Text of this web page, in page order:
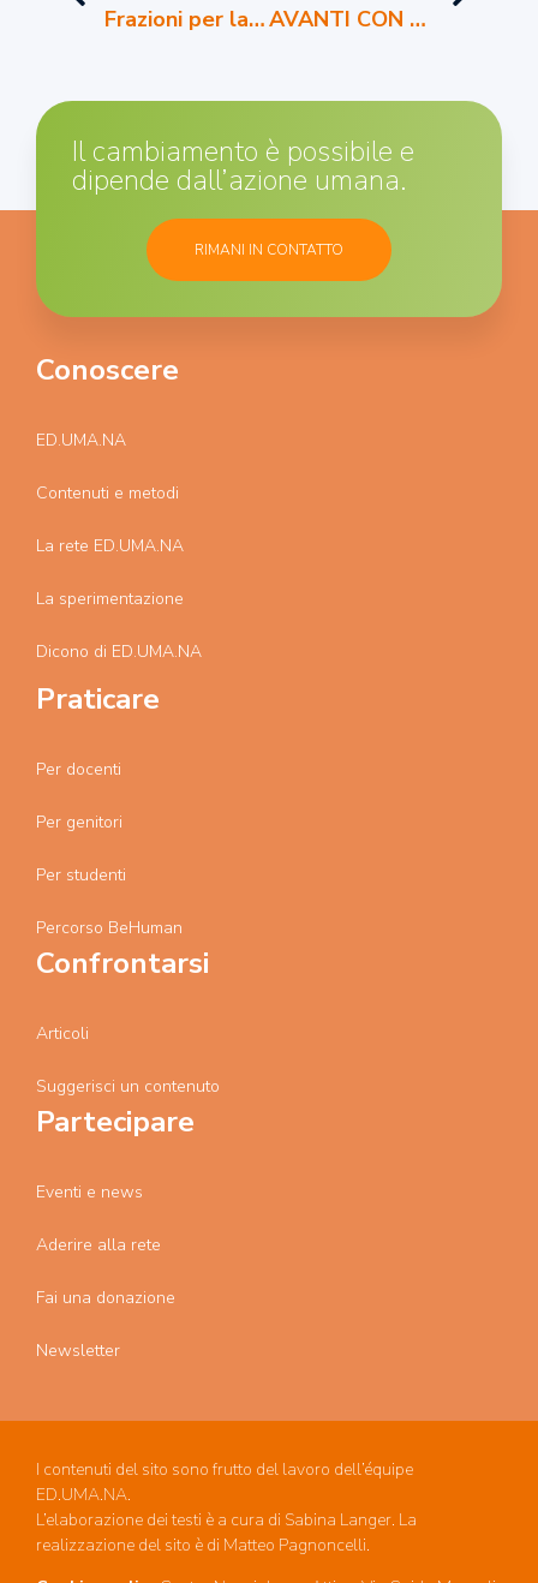
Frazioni per la terza elementare AVANTI CON LE COMPETENZE TRASVERSALI
Il cambiamento è possibile e
dipende dall’azione umana.
RIMANI IN CONTATTO
Conoscere
ED.UMA.NA
Contenuti e metodi
La rete ED.UMA.NA
La sperimentazione
Dicono di ED.UMA.NA
Praticare
Per docenti
Per genitori
Per studenti
Percorso BeHuman
Confrontarsi
Articoli
Suggerisci un contenuto
Partecipare
Eventi e news
Aderire alla rete
Fai una donazione
Newsletter
I contenuti del sito sono frutto del lavoro dell’équipe
ED.UMA.NA.
L’elaborazione dei testi è a cura di Sabina Langer. La
realizzazione del sito è di Matteo Pagnoncelli.